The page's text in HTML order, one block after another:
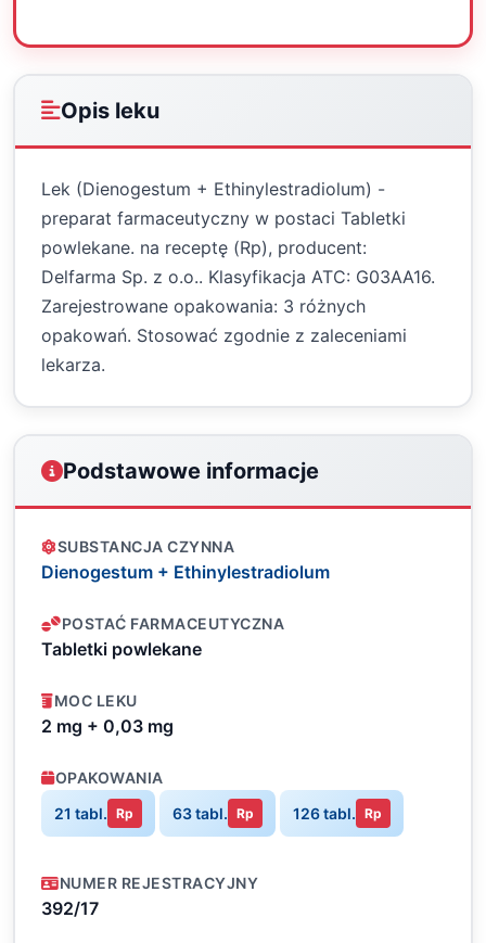
Opis leku
Lek (Dienogestum + Ethinylestradiolum) -
preparat farmaceutyczny w postaci Tabletki
powlekane. na receptę (Rp), producent:
Delfarma Sp. z o.o.. Klasyfikacja ATC: G03AA16.
Zarejestrowane opakowania: 3 różnych
opakowań. Stosować zgodnie z zaleceniami
lekarza.
Podstawowe informacje
SUBSTANCJA CZYNNA
Dienogestum + Ethinylestradiolum
POSTAĆ FARMACEUTYCZNA
Tabletki powlekane
MOC LEKU
2 mg + 0,03 mg
OPAKOWANIA
21 tabl. Rp 63 tabl. Rp 126 tabl. Rp
NUMER REJESTRACYJNY
392/17